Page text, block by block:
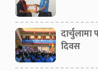
दार्चुलामा
दिवस